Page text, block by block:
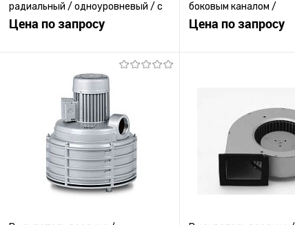
радиальный / одноуровневый / с
преобразователем частоты
Цена по запросу
Запросить цену
Купить в 1 клик
К сравнению
В избранное
Под заказ
боковым каналом /
одноуровневый
Цена по запросу
Купить в 1 клик
В избранное